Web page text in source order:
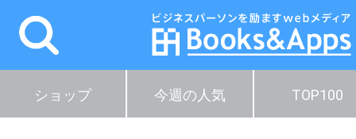
ショップ 今週の人気 TOP100